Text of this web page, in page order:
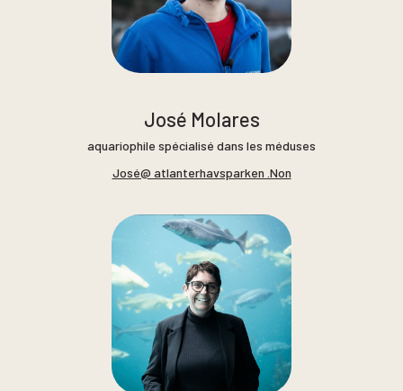
José Molares
aquariophile spécialisé dans les méduses
José@ atlanterhavsparken .Non